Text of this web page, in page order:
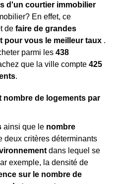
d'un courtier immobilier
En effet, ce
de faire de grandes
pour vous le meilleur taux .
parmi les 438
que la ville compte 425
.
nombre de logements par
ainsi que le nombre
deux critères déterminants
dans lequel se
exemple, la densité de
sur le nombre de